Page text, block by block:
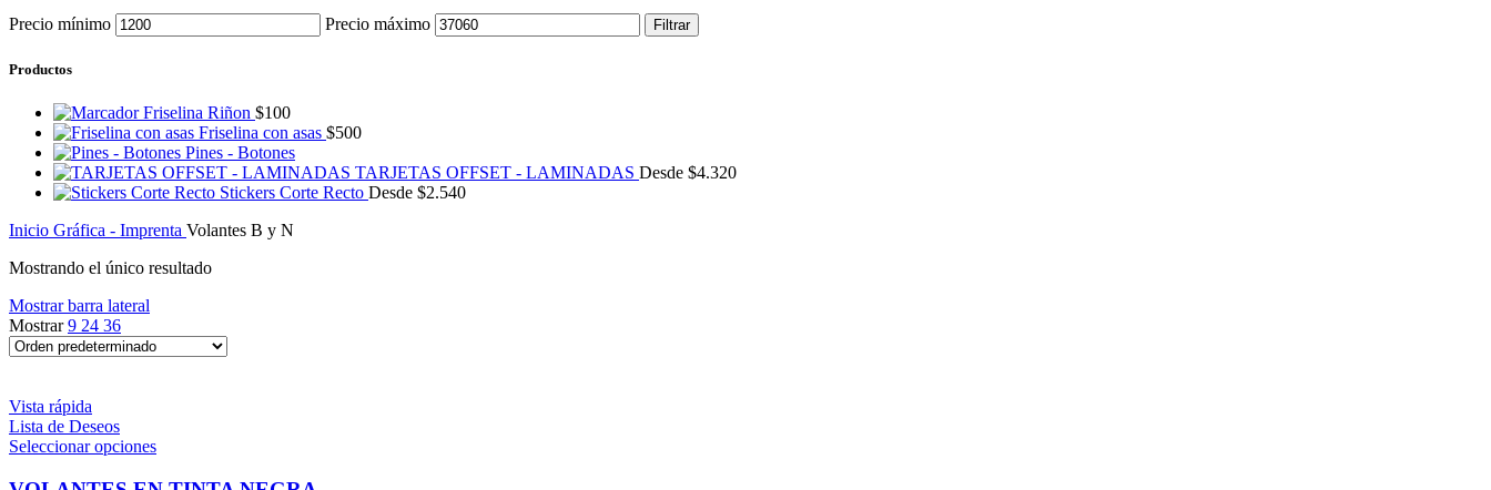
Precio mínimo Precio máximo Filtrar
Productos
Friselina Riñon $100
Friselina con asas $500
Pines - Botones
TARJETAS OFFSET - LAMINADAS Desde $4.320
Stickers Corte Recto Desde $2.540
Inicio Gráfica - Imprenta Volantes B y N
Mostrando el único resultado
Mostrar barra lateral
Mostrar9 24 36
Vista rápida
Lista de Deseos
Seleccionar opciones